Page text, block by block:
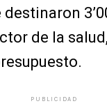
de la
PUBLICIDAD